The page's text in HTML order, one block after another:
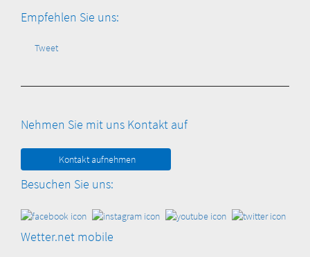
Empfehlen Sie uns:
Tweet
Nehmen Sie mit uns Kontakt auf
Kontakt aufnehmen
Besuchen Sie uns:
Wetter.net mobile